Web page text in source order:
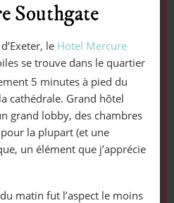
Southgate
le Hotel Mercure
se trouve dans le quartier
5 minutes à pied du
cathédrale. Grand hôtel
grand lobby, des chambres
la plupart (et une
un élément que j’apprécie
matin fut l’aspect le moins